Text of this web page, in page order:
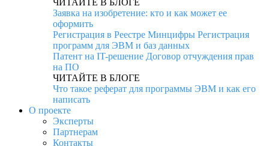
ЧИТАЙТЕ В БЛОГЕ
Заявка на изобретение: кто и как может ее
оформить
Регистрация в Реестре Минцифры Регистрация
программ для ЭВМ и баз данных
Патент на IT-решение Договор отчуждения прав
на ПО
ЧИТАЙТЕ В БЛОГЕ
Что такое реферат для программы ЭВМ и как его
написать
О проекте
Эксперты
Партнерам
Контакты